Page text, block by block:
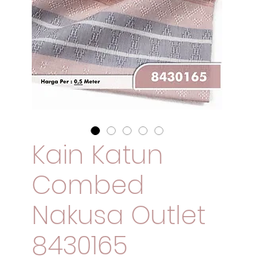
Kain Katun
Combed
Nakusa Outlet
8430165